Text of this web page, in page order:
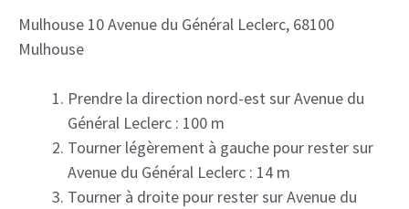
Mulhouse 10 Avenue du Général Leclerc, 68100
Mulhouse
Prendre la direction nord-est sur Avenue du
Général Leclerc : 100 m
Tourner légèrement à gauche pour rester sur
Avenue du Général Leclerc : 14 m
Tourner à droite pour rester sur Avenue du